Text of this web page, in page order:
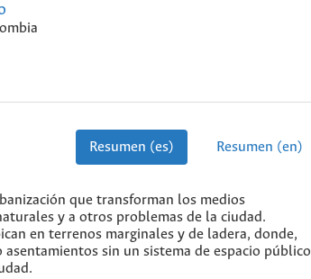
Resumen (es) Resumen (en)
que transforman los medios
y a otros problemas de la ciudad.
en terrenos marginales y de ladera, donde,
sin un sistema de espacio público